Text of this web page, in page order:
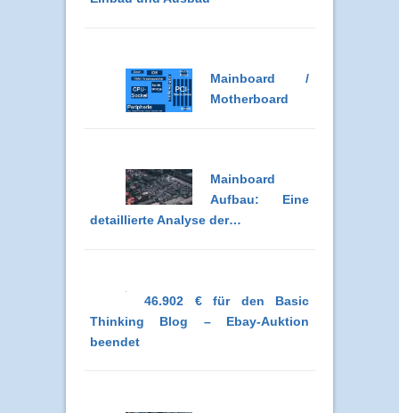
Mainboard /
Motherboard
Mainboard
Aufbau: Eine
detaillierte Analyse der…
46.902 € für den Basic
Thinking Blog – Ebay-Auktion
beendet